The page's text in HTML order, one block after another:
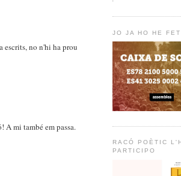
escrits, no n'hi ha prou
A mi també em passa.
JO JA HO HE
RACÓ POÈTIC
PARTICIPO